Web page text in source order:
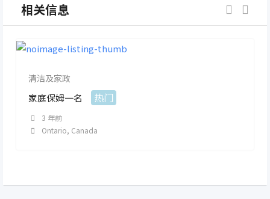
相关信息
清洁及家政
家庭保姆一名 热门
3 年前
Ontario, Canada